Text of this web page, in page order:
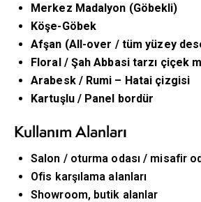
Merkez Madalyon (Göbekli)
Köşe-Göbek
Afşan (All-over / tüm yüzey
Floral / Şah Abbasi tarzı çiçek
Arabesk / Rumi – Hatai çizgisi
Kartuşlu / Panel bordür
Kullanım Alanları
Salon / oturma odası / misafir
Ofis karşılama alanları
Showroom, butik alanlar